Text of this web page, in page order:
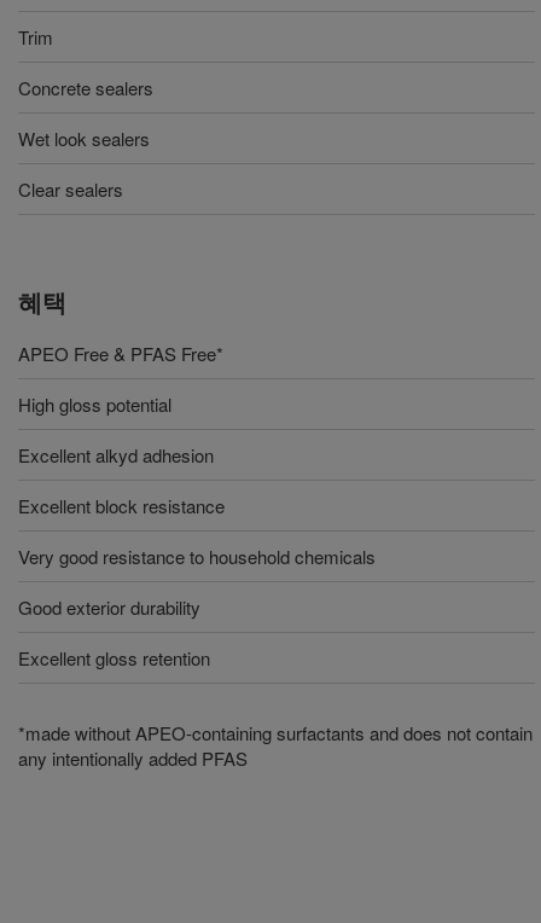
Trim
Concrete sealers
Wet look sealers
Clear sealers
혜택
APEO Free & PFAS Free*
High gloss potential
Excellent alkyd adhesion
Excellent block resistance
Very good resistance to household chemicals
Good exterior durability
Excellent gloss retention
*made without APEO-containing surfactants and does not contain
any intentionally added PFAS